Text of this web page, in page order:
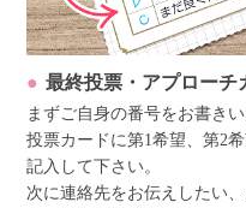
最終投票・アプローチ
まずご自身の番号をお書き
投票カードに第1希望、第2
記入して下さい。
次に連絡先をお伝えしたい